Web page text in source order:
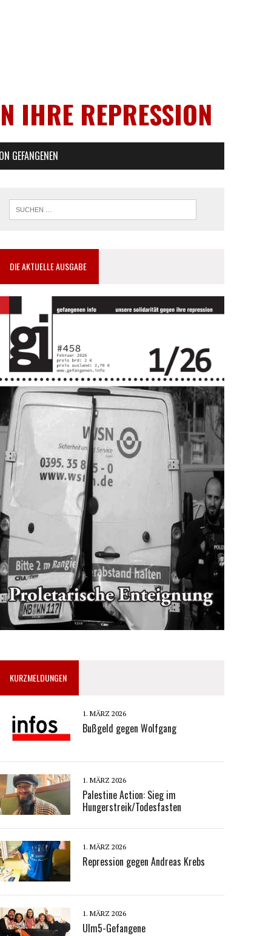
IHRE REPRESSION
GEFANGENEN
DIE AKTUELLE AUSGABE
KURZMELDUNGEN
1. MÄRZ 2026
Bußgeld gegen Wolfgang
1. MÄRZ 2026
Palestine Action: Sieg im
Hungerstreik/Todesfasten
1. MÄRZ 2026
Repression gegen Andreas Krebs
1. MÄRZ 2026
Ulm5-Gefangene